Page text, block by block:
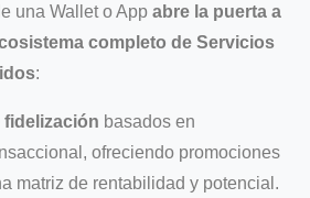
una Wallet o App abre la puerta a
completo de Servicios
:
fidelización basados en
ofreciendo promociones
matriz de rentabilidad y potencial.